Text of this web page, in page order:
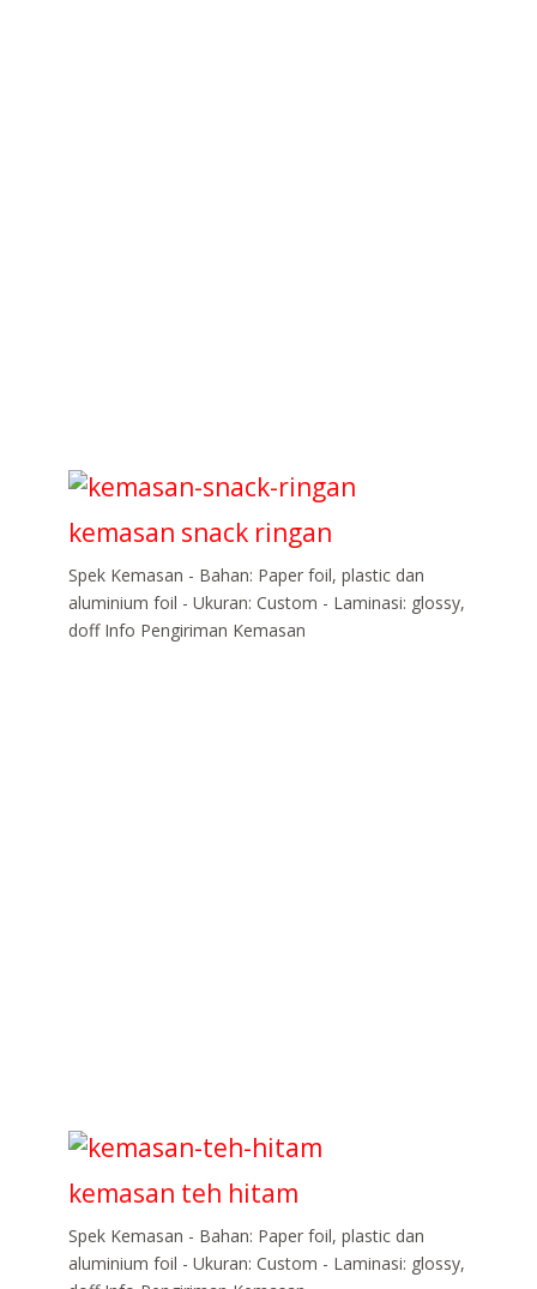
kemasan snack ringan
Spek Kemasan - Bahan: Paper foil, plastic dan
aluminium foil - Ukuran: Custom - Laminasi: glossy,
doff Info Pengiriman Kemasan
kemasan teh hitam
Spek Kemasan - Bahan: Paper foil, plastic dan
aluminium foil - Ukuran: Custom - Laminasi: glossy,